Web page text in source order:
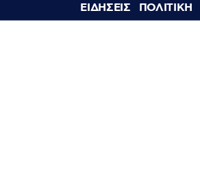
ΕΙΔΗΣΕΙΣ ΠΟΛΙΤΙΚΗ